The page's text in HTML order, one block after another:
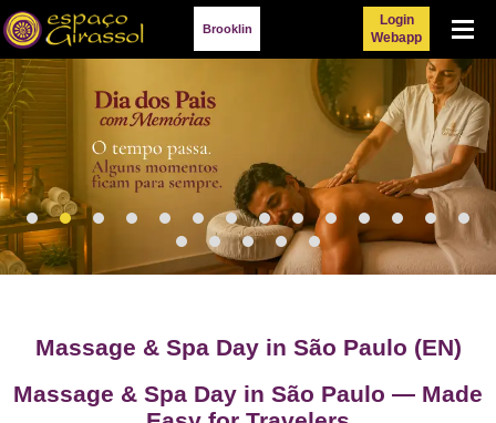
Login
WebappMenu
Brooklin
Massage & Spa Day in São Paulo (EN)
Massage & Spa Day in São Paulo — Made